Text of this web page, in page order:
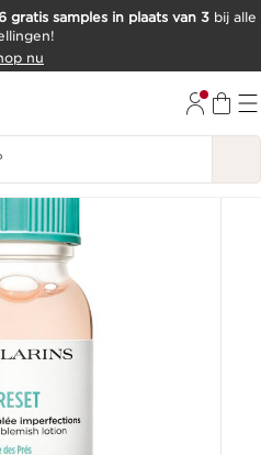
gratis samples in plaats van 3 bij alle
nu